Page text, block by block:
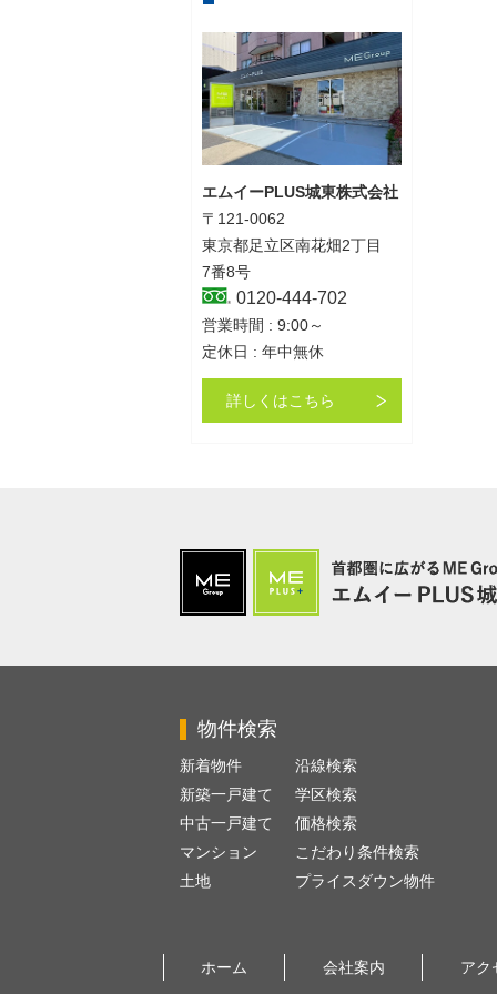
エムイーPLUS城東株式会社
〒121-0062
東京都足立区南花畑2丁目
7番8号
0120-444-702
営業時間 : 9:00～
定休日 : 年中無休
詳しくはこちら
物件検索
新着物件
新築一戸建て
中古一戸建て
マンション
土地
沿線検索
学区検索
価格検索
こだわり条件検索
プライスダウン物件
ホーム 会社案内 アク